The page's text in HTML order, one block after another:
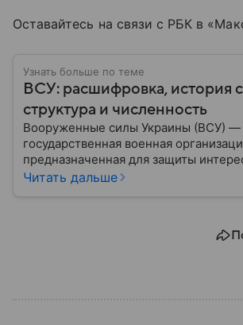
Оставайтесь на связи с РБК в
Узнать больше по теме
ВСУ: расшифровка, история
структура и численность
Вооруженные силы Украины (ВСУ) —
государственная военная
предназначенная для защиты
военным путем. Была создана после
Читать дальше